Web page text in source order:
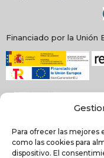
Para ofrecer las mejores
como las cookies para
dispositivo. El
Financiado por la Unión